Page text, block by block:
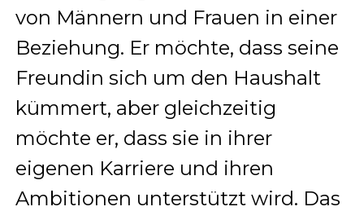
von Männern und Frauen in einer
Beziehung. Er möchte, dass seine
Freundin sich um den Haushalt
kümmert, aber gleichzeitig
möchte er, dass sie in ihrer
eigenen Karriere und ihren
Ambitionen unterstützt wird. Das